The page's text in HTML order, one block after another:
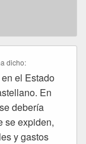
dicho:
el Estado
En
debería
se expiden,
y gastos